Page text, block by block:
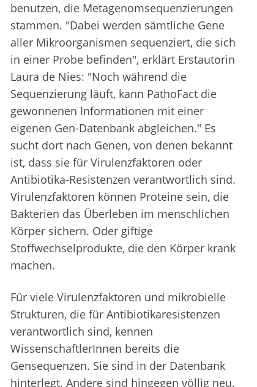
benutzen, die Metagenomsequenzierungen
stammen. "Dabei werden sämtliche Gene
aller Mikroorganismen sequenziert, die sich
in einer Probe befinden", erklärt Erstautorin
Laura de Nies: "Noch während die
Sequenzierung läuft, kann PathoFact die
gewonnenen Informationen mit einer
eigenen Gen-Datenbank abgleichen." Es
sucht dort nach Genen, von denen bekannt
ist, dass sie für Virulenzfaktoren oder
Antibiotika-Resistenzen verantwortlich sind.
Virulenzfaktoren können Proteine sein, die
Bakterien das Überleben im menschlichen
Körper sichern. Oder giftige
Stoffwechselprodukte, die den Körper krank
machen.
Für viele Virulenzfaktoren und mikrobielle
Strukturen, die für Antibiotikaresistenzen
verantwortlich sind, kennen
WissenschaftlerInnen bereits die
Gensequenzen. Sie sind in der Datenbank
hinterlegt. Andere sind hingegen völlig neu.